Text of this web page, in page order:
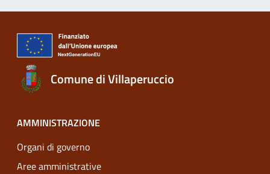
Comune di Villaperuccio
AMMINISTRAZIONE
Organi di governo
Aree amministrative